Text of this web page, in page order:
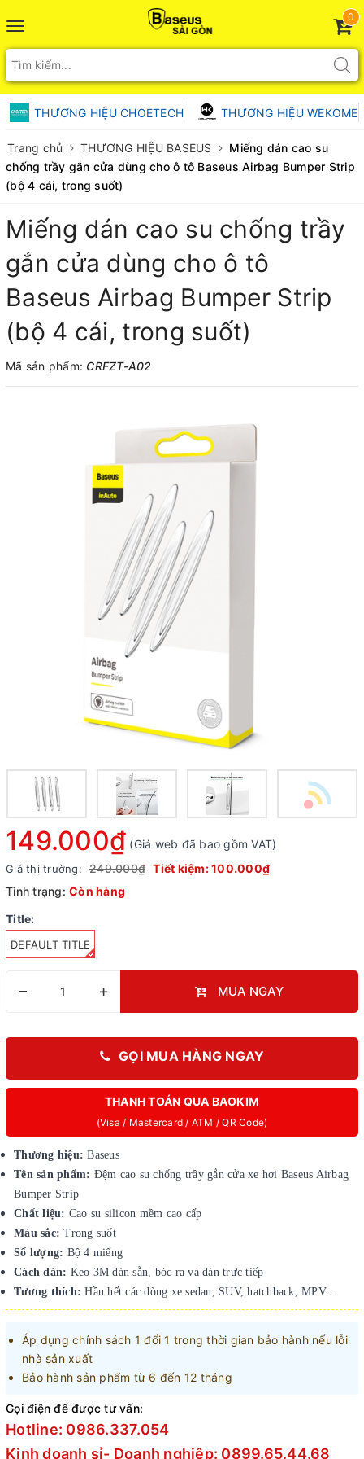
Toggle
navigation
0
THƯƠNG HIỆU CHOETECH THƯƠNG HIỆU WEKOME
Trang chủ THƯƠNG HIỆU BASEUS
Miếng dán cao su
chống trầy gắn cửa dùng cho ô tô Baseus Airbag Bumper Strip
(bộ 4 cái, trong suốt)
Miếng dán cao su chống trầy
gắn cửa dùng cho ô tô
Baseus Airbag Bumper Strip
(bộ 4 cái, trong suốt)
Mã sản phẩm: CRFZT-A02
149.000₫ (Giá web đã bao gồm VAT)
Giá thị trường: 249.000₫ Tiết kiệm:100.000₫
Tình trạng: Còn hàng
Title:
DEFAULT TITLE
– + MUA NGAY
GỌI MUA HÀNG NGAY
THANH TOÁN QUA BAOKIM
(Visa / Mastercard / ATM / QR Code)
Thương hiệu:Baseus
Tên sản phẩm: Đệm cao su chống trầy gắn cửa xe hơi Baseus Airbag
Bumper Strip
Chất liệu: Cao su silicon mềm cao cấp
Màu sắc: Trong suốt
Số lượng: Bộ 4 miếng
Cách dán: Keo 3M dán sẵn, bóc ra và dán trực tiếp
Tương thích: Hầu hết các dòng xe sedan, SUV, hatchback, MPV…
Áp dụng chính sách 1 đổi 1 trong thời gian bảo hành nếu lỗi
nhà sản xuất
Bảo hành sản phẩm từ 6 đến 12 tháng
Gọi điện để được tư vấn:
Hotline: 0986.337.054
Kinh doanh sỉ- Doanh nghiệp: 0899.65.44.68